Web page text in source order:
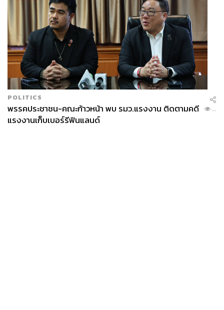
POLITICS
พรรคประชาชน-คณะก้าวหน้า พบ รมว.แรงงาน ติดตามคดี
แรงงานเก็บเบอร์รีฟินแลนด์
...